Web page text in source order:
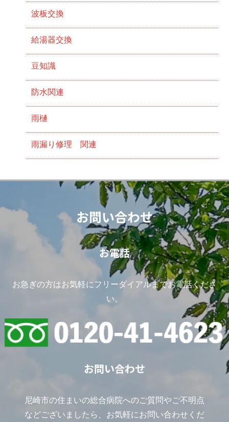
波板交換
給湯器交換
豆知識
防水関連
雨樋
雨漏り修理 関連
お問い合わせ
お電話
お急ぎの方はお気軽にフリーダイアルまでお電話くださ
い。
お問い合わせ
尼崎市の住まいの総合病院へのご質問やご不明点
などございましたら、お気軽にお問い合わせくだ